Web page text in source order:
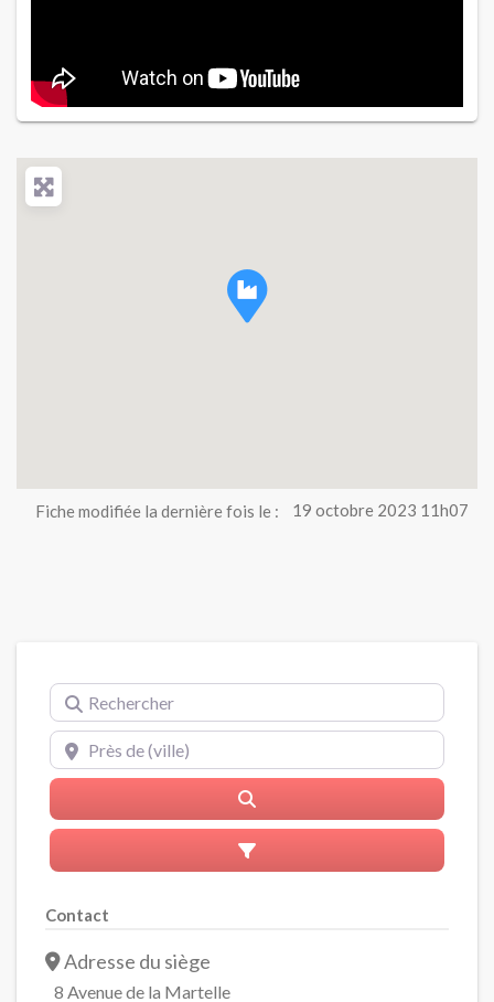
Fiche modifiée la dernière fois le : 19 octobre 2023 11h07
Rechercher
Près de (ville)
Advanced Filters
Contact
Adresse du siège
8 Avenue de la Martelle